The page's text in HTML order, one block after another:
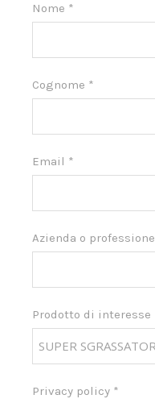
Nome *
Cognome *
Email *
Azienda o professione
Prodotto di interesse
Privacy policy *